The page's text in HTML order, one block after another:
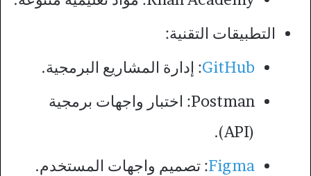
التطبيقات التقنية:
GitHub: إدارة المشاريع البرمجية.
Postman: اختبار واجهات برمجية
(API).
Figma: تصميم واجهات المستخدم.